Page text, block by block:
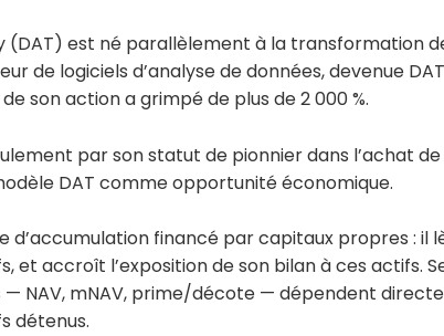
(DAT) est né parallèlement à la transformation
de logiciels d’analyse de données, devenue
son action a grimpé de plus de 2 000 %.
par son statut de pionnier dans l’achat
DAT comme opportunité économique.
d’accumulation financé par capitaux propres : il
accroît l’exposition de son bilan à ces actifs.
— NAV, mNAV, prime/décote — dépendent
détenus.